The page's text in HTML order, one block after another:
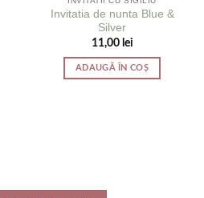
Invitatia de nunta Blue &
Silver
11,00 lei
ADAUGĂ ÎN COȘ